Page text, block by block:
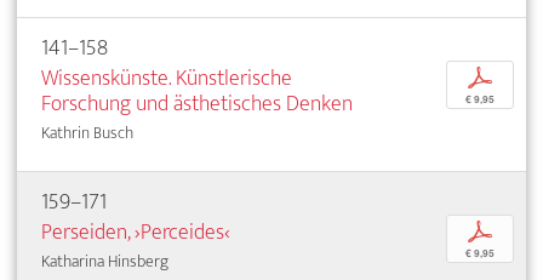
141–158
Wissenskünste. Künstlerische
Forschung und ästhetisches Denken
Kathrin Busch
p
€ 9,95
159–171
Perseiden, ›Perceides‹
Katharina Hinsberg
p
€ 9,95